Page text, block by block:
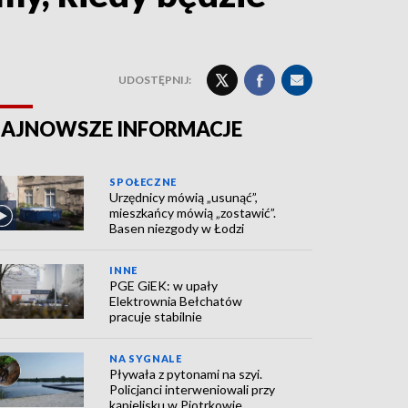
UDOSTĘPNIJ:
INFORMACJE
SPOŁECZNE
Urzędnicy mówią „usunąć”,
mieszkańcy mówią „zostawić”.
Basen niezgody w Łodzi
INNE
PGE GiEK: w upały
Elektrownia Bełchatów
pracuje stabilnie
NA SYGNALE
Pływała z pytonami na szyi.
Policjanci interweniowali przy
kąpielisku w Piotrkowie